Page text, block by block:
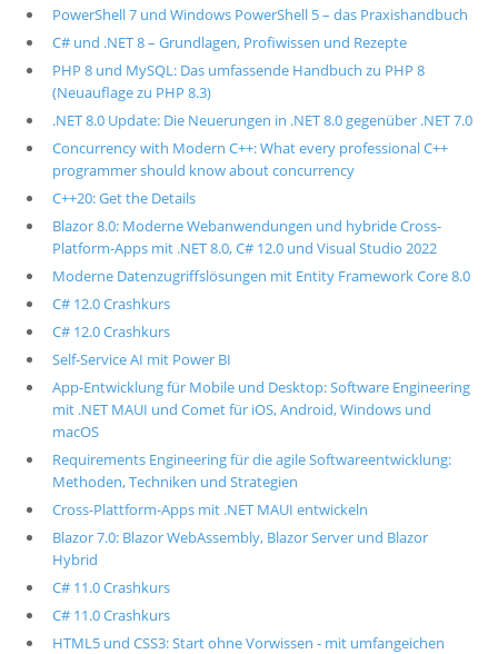
PowerShell 7 und Windows PowerShell 5 – das Praxishandbuch
C# und .NET 8 – Grundlagen, Profiwissen und Rezepte
PHP 8 und MySQL: Das umfassende Handbuch zu PHP 8
(Neuauflage zu PHP 8.3)
.NET 8.0 Update: Die Neuerungen in .NET 8.0 gegenüber .NET 7.0
Concurrency with Modern C++: What every professional C++
programmer should know about concurrency
C++20: Get the Details
Blazor 8.0: Moderne Webanwendungen und hybride Cross-
Platform-Apps mit .NET 8.0, C# 12.0 und Visual Studio 2022
Moderne Datenzugriffslösungen mit Entity Framework Core 8.0
C# 12.0 Crashkurs
C# 12.0 Crashkurs
Self-Service AI mit Power BI
App-Entwicklung für Mobile und Desktop: Software Engineering
mit .NET MAUI und Comet für iOS, Android, Windows und
macOS
Requirements Engineering für die agile Softwareentwicklung:
Methoden, Techniken und Strategien
Cross-Plattform-Apps mit .NET MAUI entwickeln
Blazor 7.0: Blazor WebAssembly, Blazor Server und Blazor
Hybrid
C# 11.0 Crashkurs
C# 11.0 Crashkurs
HTML5 und CSS3: Start ohne Vorwissen - mit umfangeichen